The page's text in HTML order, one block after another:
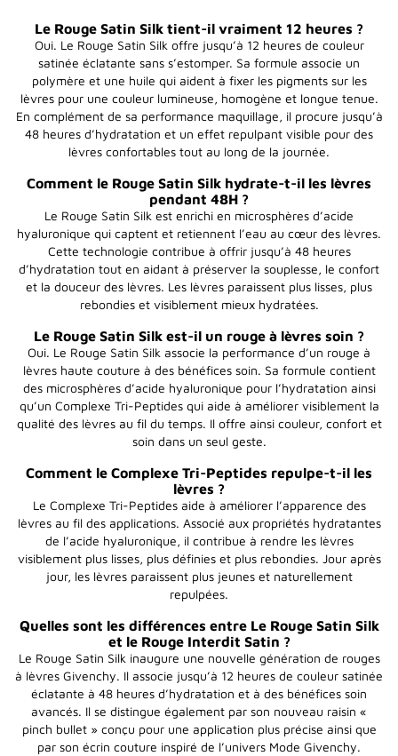
Le Rouge Satin Silk tient-il vraiment 12 heures ?
Oui. Le Rouge Satin Silk offre jusqu’à 12 heures de couleur
satinée éclatante sans s’estomper. Sa formule associe un
polymère et une huile qui aident à fixer les pigments sur les
lèvres pour une couleur lumineuse, homogène et longue tenue.
En complément de sa performance maquillage, il procure jusqu’à
48 heures d’hydratation et un effet repulpant visible pour des
lèvres confortables tout au long de la journée.
Comment le Rouge Satin Silk hydrate-t-il les lèvres
pendant 48H ?
Le Rouge Satin Silk est enrichi en microsphères d’acide
hyaluronique qui captent et retiennent l’eau au cœur des lèvres.
Cette technologie contribue à offrir jusqu’à 48 heures
d’hydratation tout en aidant à préserver la souplesse, le confort
et la douceur des lèvres. Les lèvres paraissent plus lisses, plus
rebondies et visiblement mieux hydratées.
Le Rouge Satin Silk est-il un rouge à lèvres soin ?
Oui. Le Rouge Satin Silk associe la performance d’un rouge à
lèvres haute couture à des bénéfices soin. Sa formule contient
des microsphères d’acide hyaluronique pour l’hydratation ainsi
qu’un Complexe Tri-Peptides qui aide à améliorer visiblement la
qualité des lèvres au fil du temps. Il offre ainsi couleur, confort et
soin dans un seul geste.
Comment le Complexe Tri-Peptides repulpe-t-il les
lèvres ?
Le Complexe Tri-Peptides aide à améliorer l’apparence des
lèvres au fil des applications. Associé aux propriétés hydratantes
de l’acide hyaluronique, il contribue à rendre les lèvres
visiblement plus lisses, plus définies et plus rebondies. Jour après
jour, les lèvres paraissent plus jeunes et naturellement
repulpées.
Quelles sont les différences entre Le Rouge Satin Silk
et le Rouge Interdit Satin ?
Le Rouge Satin Silk inaugure une nouvelle génération de rouges
à lèvres Givenchy. Il associe jusqu’à 12 heures de couleur satinée
éclatante à 48 heures d’hydratation et à des bénéfices soin
avancés. Il se distingue également par son nouveau raisin «
pinch bullet » conçu pour une application plus précise ainsi que
par son écrin couture inspiré de l’univers Mode Givenchy.